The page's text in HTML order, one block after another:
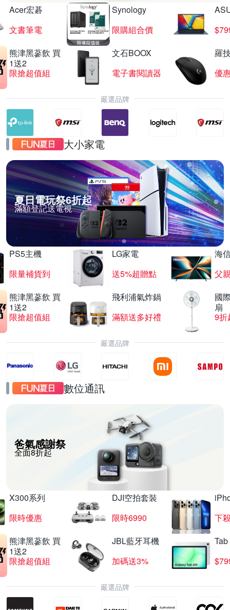
Acer宏碁
文書筆電
Synology
限購組合價
熊津黑蔘飲 買
1送2
限搶超值組
文石BOOX
電子書閱讀器
羅
優
嚴選品牌
大小家電
夏日電玩祭6折起
滿額登記送電視
PS5主機
限量補貨到
LG家電
送5%超贈點
海
父
熊津黑蔘飲 買
1送2
限搶超值組
飛利浦氣炸鍋
滿額送多好禮
國
扇
9折
嚴選品牌
數位通訊
爸氣感謝祭
全面8折起
X300系列
限時優惠
DJI空拍套裝
限時6990
下
熊津黑蔘飲 買
1送2
限搶超值組
JBL藍牙耳機
加碼送3%
嚴選品牌